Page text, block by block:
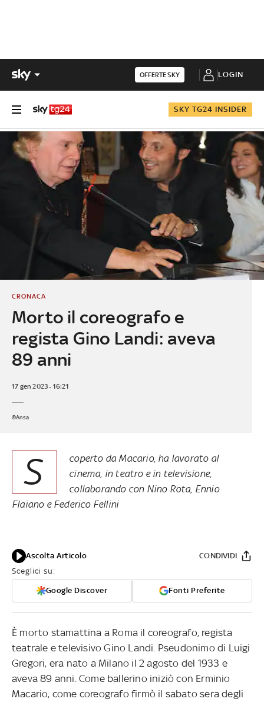
OFFERTE SKY LOGIN
SKY TG24 INSIDER
Morto il coreografo e
regista Gino Landi: aveva
89 anni
CRONACA
17 gen 2023 - 16:21
©Ansa
S
coperto da Macario, ha lavorato al
cinema, in teatro e in televisione,
collaborando con Nino Rota, Ennio
Flaiano e Federico Fellini
Ascolta Articolo
Sceglici su:
Google Discover Fonti Preferite
CONDIVIDI
È morto stamattina a Roma il coreografo, regista
teatrale e televisivo Gino Landi. Pseudonimo di Luigi
Gregori, era nato a Milano il 2 agosto del 1933 e
aveva 89 anni. Come ballerino iniziò con Erminio
Macario, come coreografo firmò il sabato sera degli